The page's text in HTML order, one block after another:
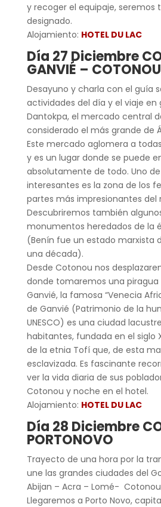
y recoger el equipaje, seremos
designado.
Alojamiento: HOTEL DU LAC
Día 27 Diciembre
GANVIÉ – COTONOU
Desayuno y charla con el guía
actividades del día y el viaje en
Dantokpa, el mercado central
considerado el más grande de
Este mercado aglomera a
y es un lugar donde se puede
absolutamente de todo. Uno
interesantes es la zona de los
partes más impresionantes del
Descubriremos también
monumentos heredados de la
(Benín fue un estado marxista
una década).
Desde Cotonou nos
donde tomaremos una
Ganvié, la famosa “Venecia
de Ganvié (Patrimonio de la
UNESCO) es una ciudad
habitantes, fundada en el siglo
de la etnia Tofí que, de esta
esclavizada. Es fascinante
ver la vida diaria de sus
Cotonou y noche en el hotel.
Alojamiento: HOTEL DU LAC
Día 28 Diciembre
PORTONOVO
Trayecto de una hora por la
une las grandes ciudades del
Abijan – Acra – Lomé- Cotonou
Llegaremos a Porto Novo,